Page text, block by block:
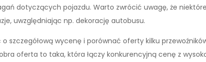
dotyczących pojazdu. Warto zwrócić uwagę, że
uwzględniając np. dekorację autobusu.
szczegółową wycenę i porównać oferty kilku
oferta to taka, która łączy konkurencyjną cenę z